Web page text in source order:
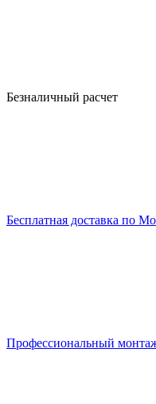
Безналичный расчет
Бесплатная доставка по
Профессиональный